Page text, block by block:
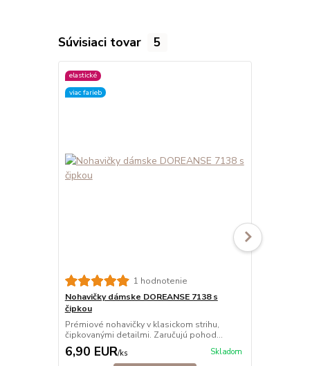
Súvisiaci tovar 5
elastické
viac farieb
1 hodnotenie
Nohavičky dámske DOREANSE 7138 s
čipkou
Prémiové nohavičky v klasickom strihu,
čipkovanými detailmi. Zaručujú pohod...
6,90 EUR/ks Skladom